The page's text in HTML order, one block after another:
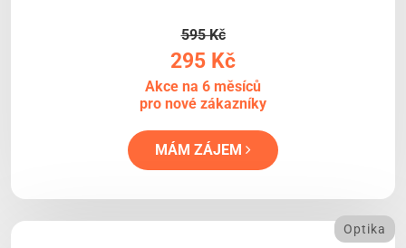
595 Kč
295 Kč
Akce na 6 měsíců
pro nové zákazníky
MÁM ZÁJEM
Optika